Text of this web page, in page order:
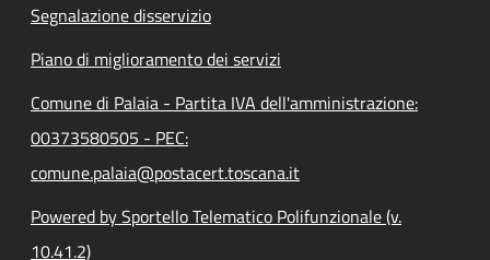
Segnalazione disservizio
Piano di miglioramento dei servizi
Comune di Palaia - Partita IVA dell'amministrazione:
00373580505 - PEC:
comune.palaia@postacert.toscana.it
Powered by Sportello Telematico Polifunzionale (v.
10.41.2)